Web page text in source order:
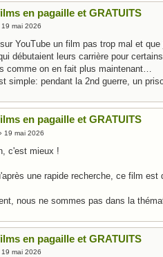
en pagaille et GRATUITS
19 mai 2026
YouTube un film pas trop mal et
débutaient leurs carrière pour
comme on en fait plus maintenant…
simple: pendant la 2nd guerre, un
en pagaille et GRATUITS
19 mai 2026
c'est mieux !
une rapide recherche, ce film est
nous ne sommes pas dans la
en pagaille et GRATUITS
19 mai 2026